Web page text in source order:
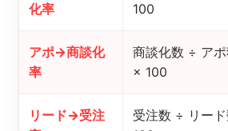
化率
100
アポ→商談化
率
商談化数 ÷ ア
× 100
リード→受注
受注数 ÷ リー